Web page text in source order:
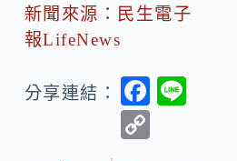
新聞來源：民生電子
報LifeNews
分享連結：
F